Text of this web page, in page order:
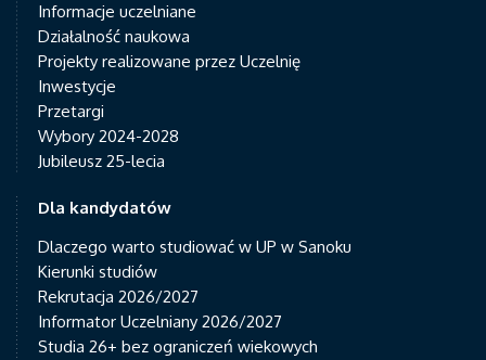
Informacje uczelniane
Działalność naukowa
Projekty realizowane przez Uczelnię
Inwestycje
Przetargi
Wybory 2024-2028
Jubileusz 25-lecia
Dla kandydatów
Dlaczego warto studiować w UP w Sanoku
Kierunki studiów
Rekrutacja 2026/2027
Informator Uczelniany 2026/2027
Studia 26+ bez ograniczeń wiekowych